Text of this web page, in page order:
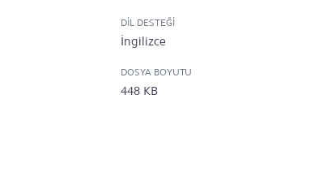
DIL DESTEĞI
İngilizce
DOSYA BOYUTU
448 KB